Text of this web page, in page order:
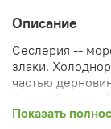
Описание
Сеслерия --
злаки.
частью
венецианского
Показать